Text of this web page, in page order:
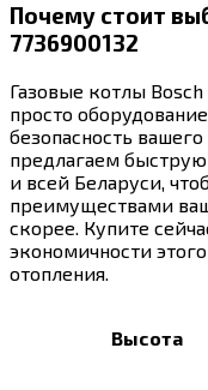
Почему стоит
7736900132
Газовые котлы Bosch
просто
безопасность
предлагаем
и всей Беларуси,
преимуществами
скорее. Купите
экономичности
отопления.
Высота